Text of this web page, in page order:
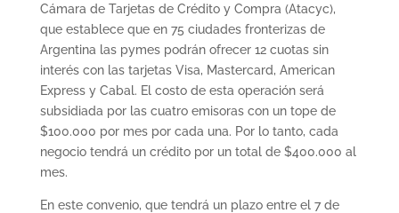
Cámara de Tarjetas de Crédito y Compra (Atacyc),
que establece que en 75 ciudades fronterizas de
Argentina las pymes podrán ofrecer 12 cuotas sin
interés con las tarjetas Visa, Mastercard, American
Express y Cabal. El costo de esta operación será
subsidiada por las cuatro emisoras con un tope de
$100.000 por mes por cada una. Por lo tanto, cada
negocio tendrá un crédito por un total de $400.000 al
mes.
En este convenio, que tendrá un plazo entre el 7 de